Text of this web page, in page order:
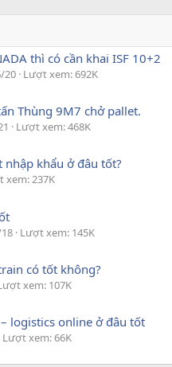
thì có cần khai ISF 10+2
20 Lượt xem: 692K
Thùng 9M7 chở pallet.
Lượt xem: 468K
nhập khẩu ở đâu tốt?
xem: 237K
Lượt xem: 145K
có tốt không?
xem: 107K
logistics online ở đâu tốt
Lượt xem: 66K